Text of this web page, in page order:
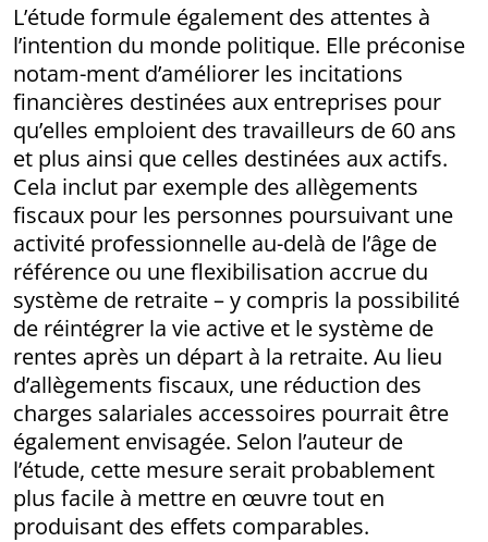
L’étude formule également des attentes à
l’intention du monde politique. Elle préconise
notam-ment d’améliorer les incitations
financières destinées aux entreprises pour
qu’elles emploient des travailleurs de 60 ans
et plus ainsi que celles destinées aux actifs.
Cela inclut par exemple des allègements
fiscaux pour les personnes poursuivant une
activité professionnelle au-delà de l’âge de
référence ou une flexibilisation accrue du
système de retraite – y compris la possibilité
de réintégrer la vie active et le système de
rentes après un départ à la retraite. Au lieu
d’allègements fiscaux, une réduction des
charges salariales accessoires pourrait être
également envisagée. Selon l’auteur de
l’étude, cette mesure serait probablement
plus facile à mettre en œuvre tout en
produisant des effets comparables.